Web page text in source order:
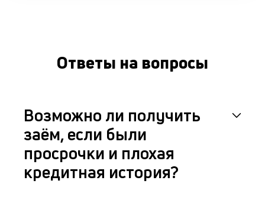
Ответы на вопросы
Возможно ли получить
заём, если были
просрочки и плохая
кредитная история?